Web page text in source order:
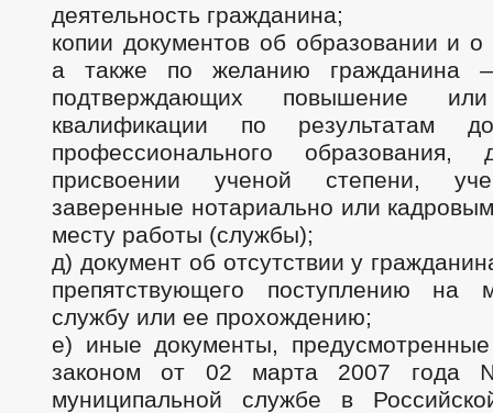
деятельность гражданина;
копии документов об образовании и о
а также по желанию гражданина
подтверждающих повышение
квалификации по результатам
профессионального образования,
присвоении ученой степени,
заверенные нотариально или
месту работы (службы);
д) документ об отсутствии у
препятствующего поступлению на
службу или ее прохождению;
е) иные документы,
законом от 02 марта 2007
муниципальной службе в